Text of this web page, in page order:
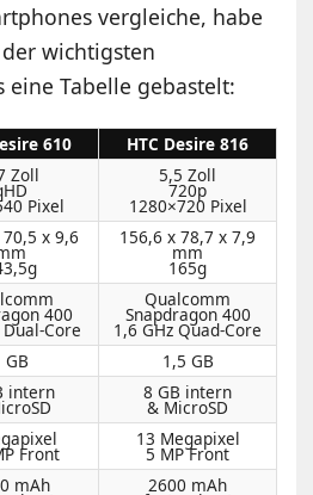
vergleiche, habe
wichtigsten
eine Tabelle gebastelt:
610
HTC Desire 816
Zoll
Pixel
5,5 Zoll
720p
1280×720 Pixel
x 9,6 156,6 x 78,7 x 7,9
mm
165g
400
Dual-Core
Qualcomm
Snapdragon 400
1,6 GHz Quad-Core
GB
1,5 GB
intern 8 GB intern
& MicroSD
Front
13 Megapixel
5 MP Front
mAh 2600 mAh